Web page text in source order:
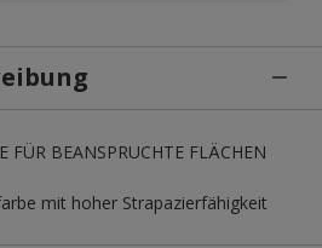
FÜR BEANSPRUCHTE FLÄCHEN
mit hoher Strapazierfähigkeit